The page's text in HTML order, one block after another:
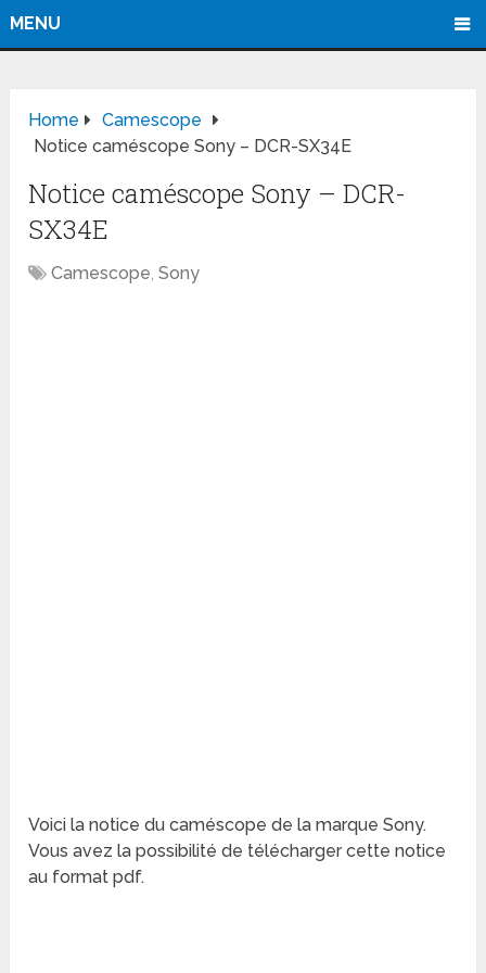
MENU
Home
Camescope
Notice caméscope Sony – DCR-SX34E
Notice caméscope Sony – DCR-
SX34E
Camescope,Sony
Voici la notice du caméscope de la marque Sony.
Vous avez la possibilité de télécharger cette notice
au format pdf.